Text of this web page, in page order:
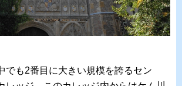
でも2番目に大きい規模を誇るセン